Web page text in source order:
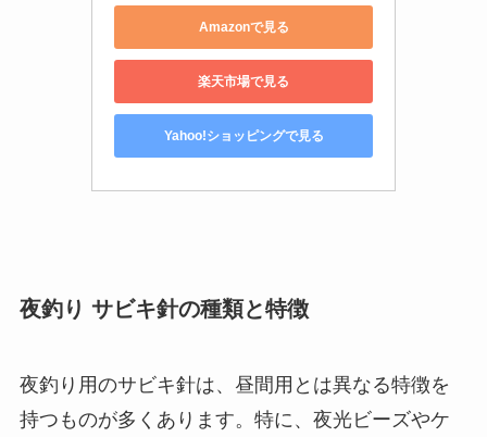
Amazonで見る
楽天市場で見る
Yahoo!ショッピングで見る
夜釣り サビキ針の種類と特徴
夜釣り用のサビキ針は、昼間用とは異なる特徴を
持つものが多くあります。特に、夜光ビーズやケ